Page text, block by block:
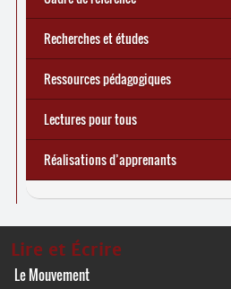
Recherches et études
Ressources pédagogiques
Lectures pour tous
Réalisations d’apprenants
Lire et Écrire
Le Mouvement